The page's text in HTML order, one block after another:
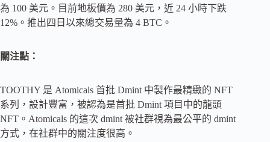
為 100 美元。目前地板價為 280 美元，近 24 小時下跌
12%。推出四日以來總交易量為 4 BTC。
關注點：
TOOTHY 是 Atomicals 首批 Dmint 中製作最精緻的 NFT
系列，設計豐富，被認為是首批 Dmint 項目中的龍頭
NFT。Atomicals 的這次 dmint 被社群視為最公平的 dmint
方式，在社群中的關注度很高。